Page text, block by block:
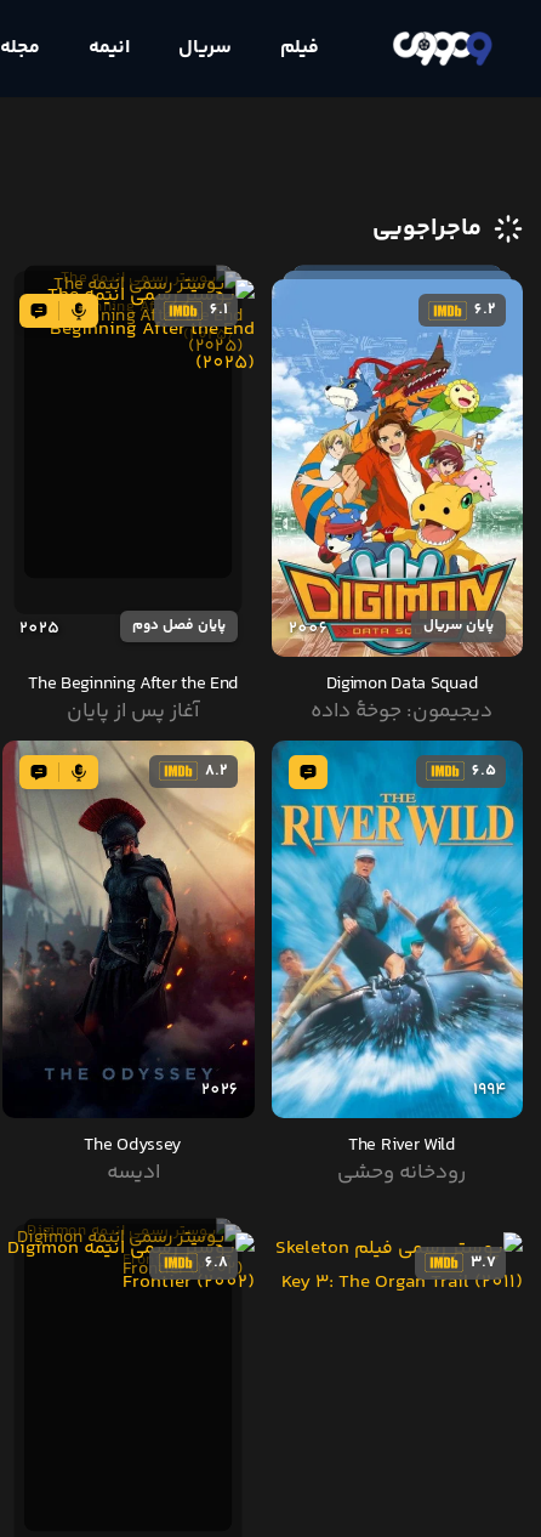
فیلم سریال انیمه مجله
ماجراجویی
6.2
پایان سریال 2006
Digimon Data Squad
دیجیمون: جوخهٔ داده
6.1
پایان فصل دوم 2025
The Beginning After the End
آغاز پس از پایان
6.5
1994
The River Wild
رودخانه وحشی
8.2
2026
The Odyssey
ادیسه
3.7
6.8